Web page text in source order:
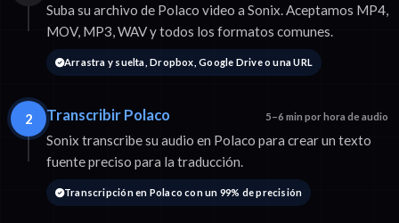
Suba su archivo de Polaco video a Sonix. Aceptamos MP4,
MOV, MP3, WAV y todos los formatos comunes.
Arrastra y suelta, Dropbox, Google Drive o una URL
2 Transcribir Polaco 5–6 min por hora de audio
Sonix transcribe su audio en Polaco para crear un texto
fuente preciso para la traducción.
Transcripción en Polaco con un 99% de precisión